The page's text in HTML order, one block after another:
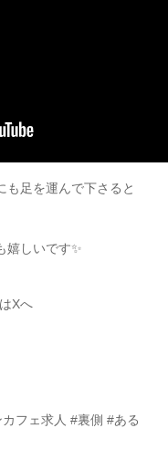
も足を運んで下さると
嬉しいです✨
Xへ
フェ求人 #裏側 #ある